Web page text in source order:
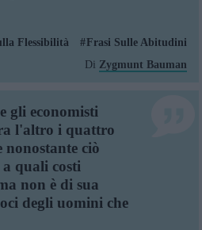
Flessibilità
Frasi Sulle Abitudini
Di Zygmunt Bauman
gli economisti
l'altro i quattro
ciò
quali costi
non è di sua
degli uomini che